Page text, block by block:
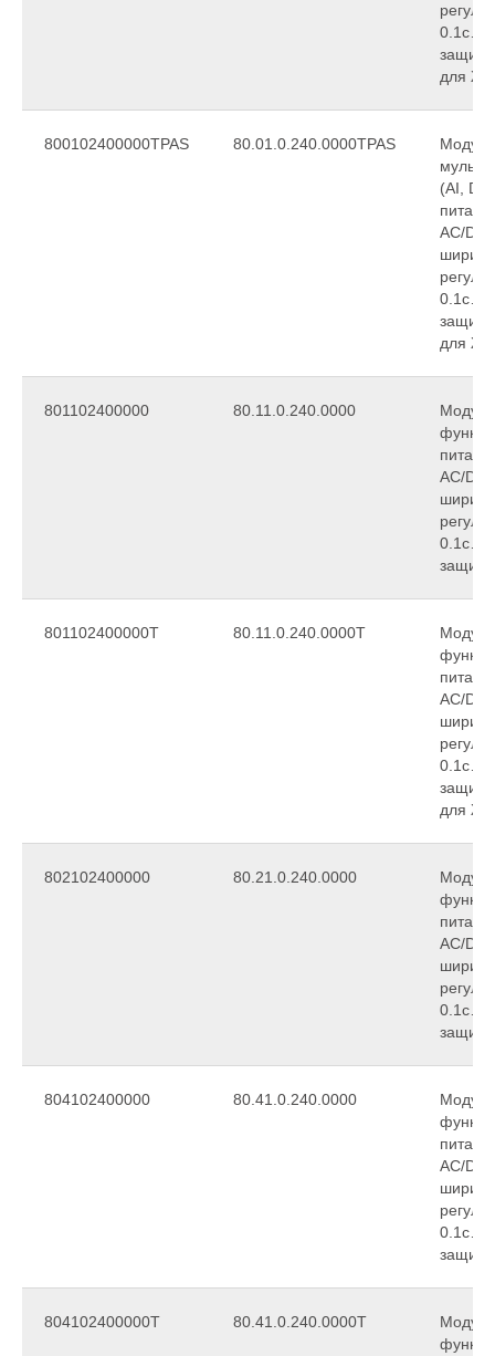
для
800102400000TPAS 80.01.0.240.0000TPAS
(AI, DI,
АС/DC,
для
801102400000 80.11.0.240.0000
АС/DC,
801102400000T 80.11.0.240.0000T
АС/DC,
для
802102400000 80.21.0.240.0000
АС/DC,
804102400000 80.41.0.240.0000
АС/DC,
804102400000T 80.41.0.240.0000T